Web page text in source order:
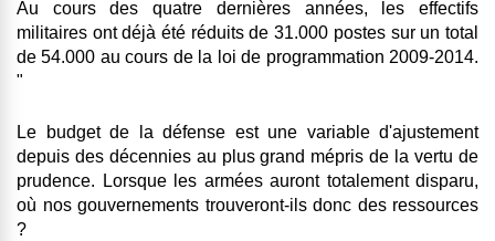
Au cours des quatre dernières années, les effectifs
militaires ont déjà été réduits de 31.000 postes sur un total
de 54.000 au cours de la loi de programmation 2009-2014.
"
Le budget de la défense est une variable d'ajustement
depuis des décennies au plus grand mépris de la vertu de
prudence. Lorsque les armées auront totalement disparu,
où nos gouvernements trouveront-ils donc des ressources
?